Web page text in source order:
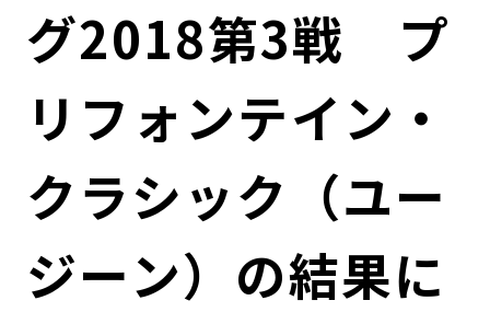
ガバナンス
関連事業
株式情報
IRカレンダー
サステナビリティマネジメント
社会
ガバナンス
グ2018第3戦 プ
リフォンテイン・
クラシック（ユー
ジーン）の結果に